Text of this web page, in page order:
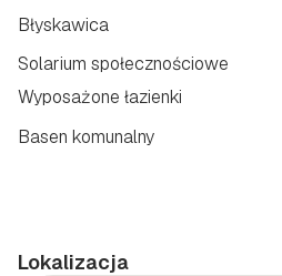
Basen komunalny
Błyskawica
Solarium społecznościowe
Wyposażone łazienki
Lokalizacja